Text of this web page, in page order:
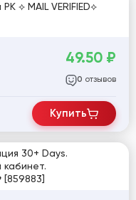
⟡ MAIL VERIFIED⟡
49.50 ₽
0 отзывов
Купить
30+ Days.